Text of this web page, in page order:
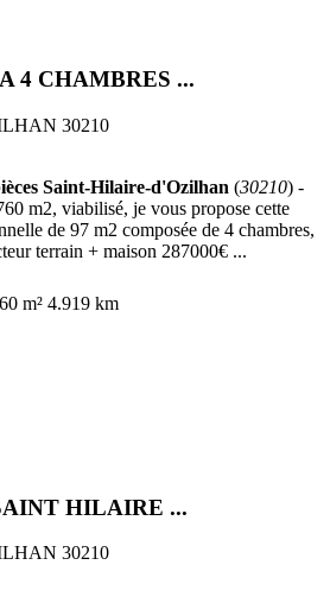
4 CHAMBRES ...
30210
Saint-Hilaire-d'Ozilhan (30210) -
m2, viabilisé, je vous propose cette
de 97 m2 composée de 4 chambres,
terrain + maison 287000€ ...
m² 4.919 km
HILAIRE ...
30210